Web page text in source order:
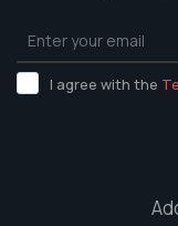
I agree with the